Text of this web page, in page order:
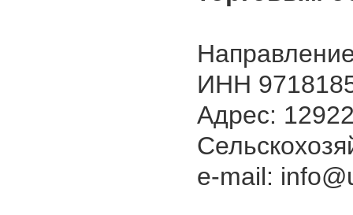
ИНН
Адрес:
e-mail: